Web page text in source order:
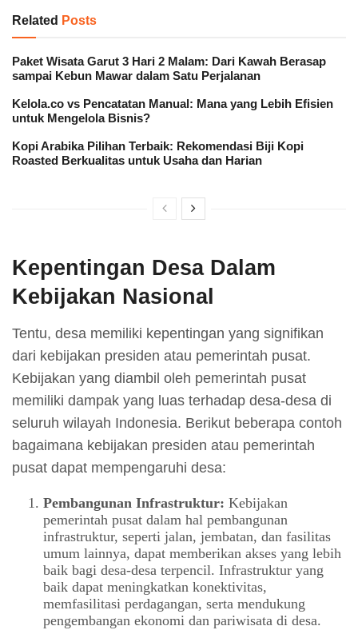
Related Posts
Paket Wisata Garut 3 Hari 2 Malam: Dari Kawah Berasap
sampai Kebun Mawar dalam Satu Perjalanan
Kelola.co vs Pencatatan Manual: Mana yang Lebih Efisien
untuk Mengelola Bisnis?
Kopi Arabika Pilihan Terbaik: Rekomendasi Biji Kopi
Roasted Berkualitas untuk Usaha dan Harian
Kepentingan Desa Dalam
Kebijakan Nasional
Tentu, desa memiliki kepentingan yang signifikan
dari kebijakan presiden atau pemerintah pusat.
Kebijakan yang diambil oleh pemerintah pusat
memiliki dampak yang luas terhadap desa-desa di
seluruh wilayah Indonesia. Berikut beberapa contoh
bagaimana kebijakan presiden atau pemerintah
pusat dapat mempengaruhi desa:
Pembangunan Infrastruktur: Kebijakan
pemerintah pusat dalam hal pembangunan
infrastruktur, seperti jalan, jembatan, dan fasilitas
umum lainnya, dapat memberikan akses yang lebih
baik bagi desa-desa terpencil. Infrastruktur yang
baik dapat meningkatkan konektivitas,
memfasilitasi perdagangan, serta mendukung
pengembangan ekonomi dan pariwisata di desa.